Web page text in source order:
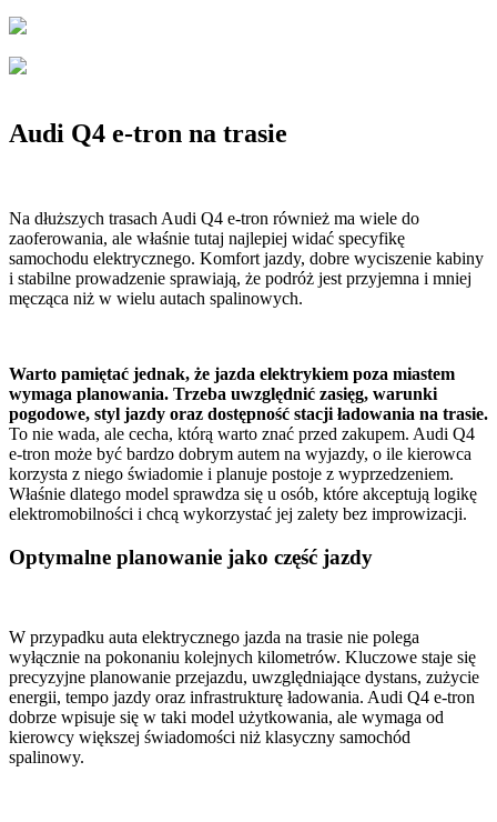
Audi Q4 e-tron na trasie
Na dłuższych trasach Audi Q4 e-tron również ma wiele do
zaoferowania, ale właśnie tutaj najlepiej widać specyfikę
samochodu elektrycznego. Komfort jazdy, dobre wyciszenie kabiny
i stabilne prowadzenie sprawiają, że podróż jest przyjemna i mniej
męcząca niż w wielu autach spalinowych.
Warto pamiętać jednak, że jazda elektrykiem poza miastem
wymaga planowania. Trzeba uwzględnić zasięg, warunki
pogodowe, styl jazdy oraz dostępność stacji ładowania na trasie.
To nie wada, ale cecha, którą warto znać przed zakupem. Audi Q4
e-tron może być bardzo dobrym autem na wyjazdy, o ile kierowca
korzysta z niego świadomie i planuje postoje z wyprzedzeniem.
Właśnie dlatego model sprawdza się u osób, które akceptują logikę
elektromobilności i chcą wykorzystać jej zalety bez improwizacji.
Optymalne planowanie jako część jazdy
W przypadku auta elektrycznego jazda na trasie nie polega
wyłącznie na pokonaniu kolejnych kilometrów. Kluczowe staje się
precyzyjne planowanie przejazdu, uwzględniające dystans, zużycie
energii, tempo jazdy oraz infrastrukturę ładowania. Audi Q4 e-tron
dobrze wpisuje się w taki model użytkowania, ale wymaga od
kierowcy większej świadomości niż klasyczny samochód
spalinowy.